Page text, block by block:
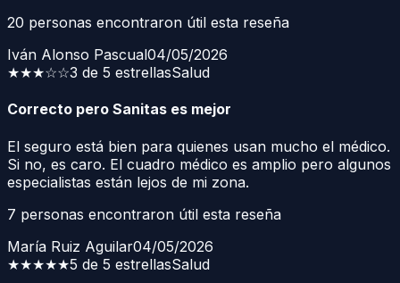
20 personas encontraron útil esta reseña
Iván Alonso Pascual04/05/2026
★★★☆☆3 de 5 estrellasSalud
Correcto pero Sanitas es mejor
El seguro está bien para quienes usan mucho el médico.
Si no, es caro. El cuadro médico es amplio pero algunos
especialistas están lejos de mi zona.
7 personas encontraron útil esta reseña
María Ruiz Aguilar04/05/2026
★★★★★5 de 5 estrellasSalud